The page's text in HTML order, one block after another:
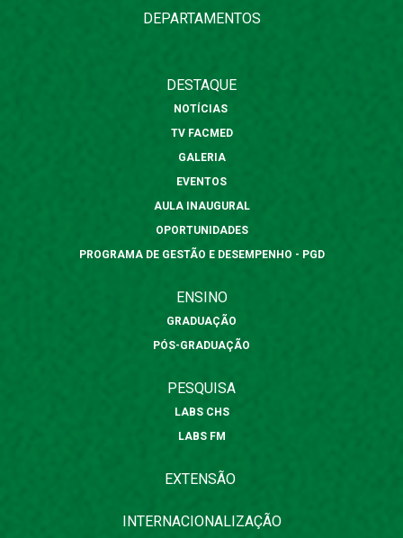
DEPARTAMENTOS
DESTAQUE
NOTÍCIAS
TV FACMED
GALERIA
EVENTOS
AULA INAUGURAL
OPORTUNIDADES
PROGRAMA DE GESTÃO E DESEMPENHO - PGD
ENSINO
GRADUAÇÃO
PÓS-GRADUAÇÃO
PESQUISA
LABS CHS
LABS FM
EXTENSÃO
INTERNACIONALIZAÇÃO